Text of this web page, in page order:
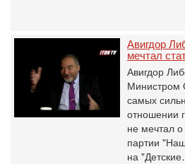
Авигдор
мечтал
Авигдор
Министром
самых
отношении
не мечтал
партии
на